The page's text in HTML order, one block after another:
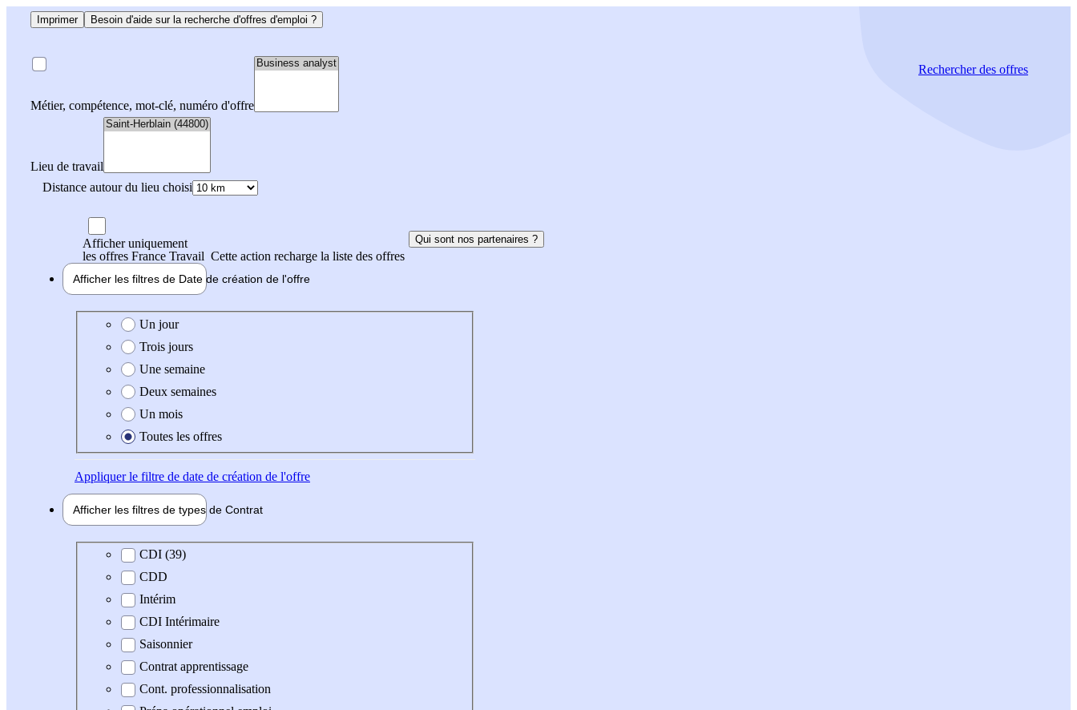
Imprimer Besoin d'aide sur la recherche d'offres d'emploi ?
Métier, compétence, mot-clé, numéro d'offre
Lieu de travail
Distance autour du lieu choisi
Rechercherdes offres
Afficher uniquement
les offres France Travail Cette action recharge la liste des offres
Qui sont nos partenaires ?
Afficher les filtres de Date de création de l'offre
Date de création de l'offre
Un jour
Trois jours
Une semaine
Deux semaines
Un mois
Toutes les offres
Appliquerle filtre de date de création de l'offre
Afficher les filtres de types de Contrat
Type de contratCDI (39)
CDD
Intérim
CDI Intérimaire
Saisonnier
Contrat apprentissage
Cont. professionnalisation